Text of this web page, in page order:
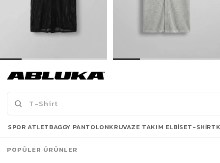
399,00 TL
739,90 TL
Son Bakılanlar
SPOR ATLETBAGGY PANTOLONKRUVAZE TAKIM ELBISET-SHIRT
POPÜLER ÜRÜNLER